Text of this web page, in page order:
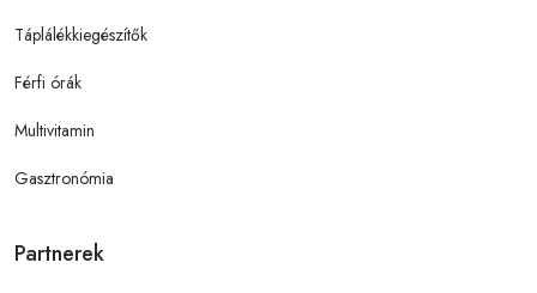
Táplálékkiegészítők
Férfi órák
Multivitamin
Gasztronómia
Partnerek